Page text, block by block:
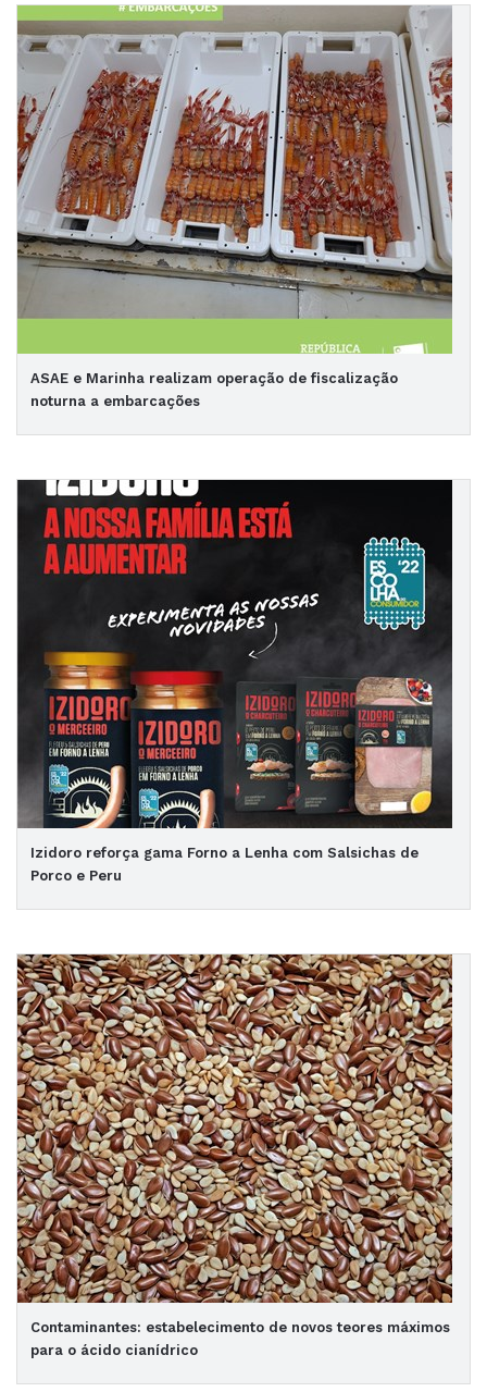
ASAE e Marinha realizam operação de fiscalização
noturna a embarcações
Izidoro reforça gama Forno a Lenha com Salsichas de
Porco e Peru
Contaminantes: estabelecimento de novos teores máximos
para o ácido cianídrico